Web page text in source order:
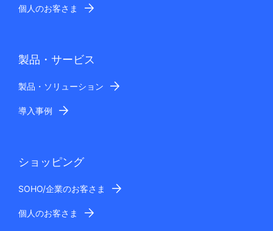
個人のお客さま
製品・サービス
製品・ソリューション
導入事例
ショッピング
SOHO/企業のお客さま
個人のお客さま